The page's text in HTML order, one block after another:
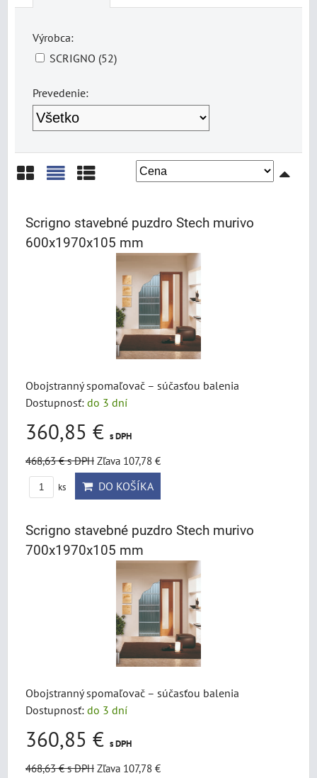
Výrobca:
SCRIGNO (52)
Prevedenie:
Scrigno stavebné puzdro Stech murivo
600x1970x105 mm
Obojstranný spomaľovač – súčasťou balenia
Dostupnosť: do 3 dní
360,85 € s DPH
468,63 €s DPH Zľava 107,78 €
ks DO KOŠÍKA
Scrigno stavebné puzdro Stech murivo
700x1970x105 mm
Obojstranný spomaľovač – súčasťou balenia
Dostupnosť: do 3 dní
360,85 € s DPH
468,63 €s DPH Zľava 107,78 €